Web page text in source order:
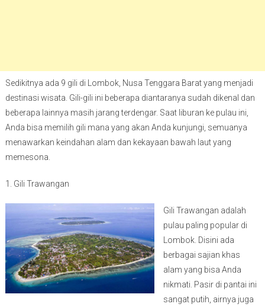
Sedikitnya ada 9 gili di Lombok, Nusa Tenggara Barat yang menjadi
destinasi wisata. Gili-gili ini beberapa diantaranya sudah dikenal dan
beberapa lainnya masih jarang terdengar. Saat liburan ke pulau ini,
Anda bisa memilih gili mana yang akan Anda kunjungi, semuanya
menawarkan keindahan alam dan kekayaan bawah laut yang
memesona.
1. Gili Trawangan
Gili Trawangan adalah
pulau paling popular di
Lombok. Disini ada
berbagai sajian khas
alam yang bisa Anda
nikmati. Pasir di pantai ini
sangat putih, airnya juga